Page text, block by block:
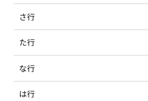
さ行
た行
な行
は行